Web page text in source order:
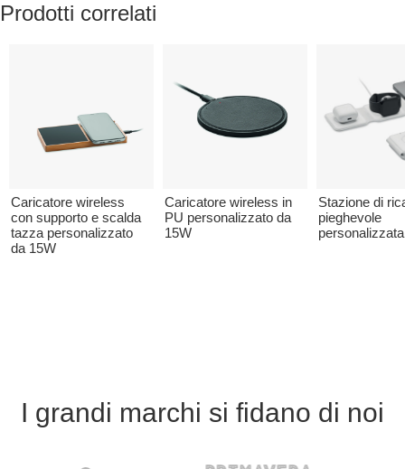
Prodotti correlati
Caricatore wireless
con supporto e scalda
tazza personalizzato
da 15W
Caricatore wireless in
PU personalizzato da
15W
Stazione di
pieghevole
personalizzata
I grandi marchi si fidano di noi